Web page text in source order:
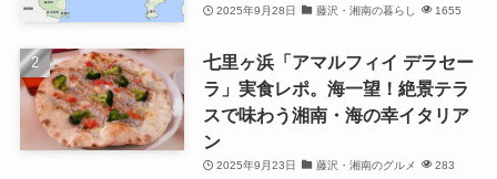
2025年9月28日 藤沢・湘南の暮らし 1655
七里ヶ浜「アマルフィイ デラセー
ラ」実食レポ。海一望！絶景テラ
スで味わう湘南・海の幸イタリア
ン
2025年9月23日 藤沢・湘南のグルメ 283